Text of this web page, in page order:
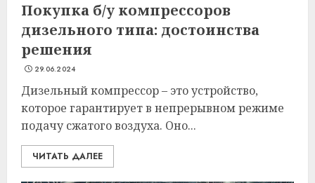
Покупка б/у компрессоров
дизельного типа: достоинства
решения
29.06.2024
Дизельный компрессор – это устройство,
которое гарантирует в непрерывном режиме
подачу сжатого воздуха. Оно...
ЧИТАТЬ ДАЛЕЕ